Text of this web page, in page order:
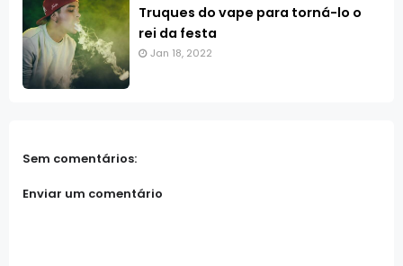
Truques do vape para torná-lo o
rei da festa
Jan 18, 2022
Sem comentários:
Enviar um comentário